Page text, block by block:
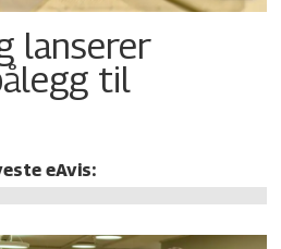
lanserer
til
eAvis: